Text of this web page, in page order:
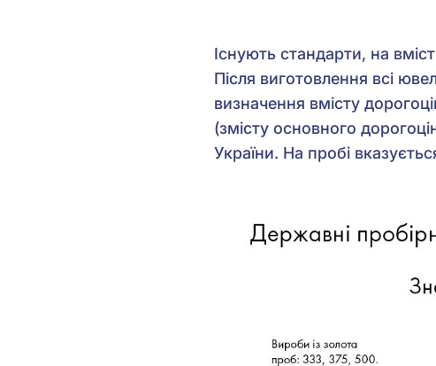
Існують стандарти, на
Після виготовлення всі
визначення вмісту
(змісту основного
України. На пробі